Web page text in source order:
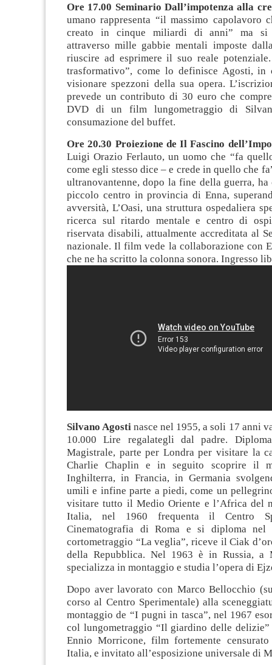
Ore 17.00 Seminario Dall’impotenza alla
umano rappresenta “il massimo capolavoro
creato in cinque miliardi di anni” ma si
attraverso mille gabbie mentali imposte
riuscire ad esprimere il suo reale
trasformativo”, come lo definisce Agosti, in
visionare spezzoni della sua opera.
prevede un contributo di 30 euro che
DVD di un film lungometraggio di
consumazione del buffet.
Ore 20.30 Proiezione de Il Fascino
Luigi Orazio Ferlauto, un uomo che “fa
come egli stesso dice – e crede in quello che
ultranovantenne, dopo la fine della guerra, ha
piccolo centro in provincia di Enna,
avversità, L’Oasi, una struttura ospedaliera
ricerca sul ritardo mentale e centro di
riservata disabili, attualmente accreditata al
nazionale. Il film vede la collaborazione con
che ne ha scritto la colonna sonora. Ingresso
Silvano Agosti nasce nel 1955, a soli 17 anni
10.000 Lire regalategli dal padre.
Magistrale, parte per Londra per visitare la
Charlie Chaplin e in seguito scoprire il
Inghilterra, in Francia, in Germania
umili e infine parte a piedi, come un
visitare tutto il Medio Oriente e l’Africa del
Italia, nel 1960 frequenta il Centro
Cinematografia di Roma e si diploma
cortometraggio “La veglia”, riceve il Ciak
della Repubblica. Nel 1963 è in Russia, a
specializza in montaggio e studia l’opera di
Dopo aver lavorato con Marco Bellocchio
corso al Centro Sperimentale) alla
montaggio de “I pugni in tasca”, nel 1967
col lungometraggio “Il giardino delle
Ennio Morricone, film fortemente
Italia, e invitato all’esposizione universale di